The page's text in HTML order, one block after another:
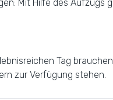
Mit Hilfe des Aufzugs
Tag
zur Verfügung stehen.